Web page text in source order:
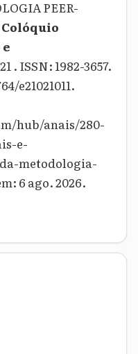
PEER-
. ISSN: 1982-3657.
e21021011.
hub/anais/280-
e-
metodologia-
6 ago. 2026.